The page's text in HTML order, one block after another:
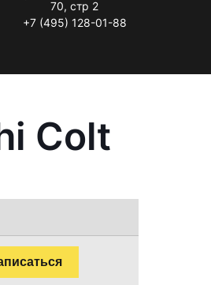
70, стр 2
+7 (495) 128-01-88
Colt